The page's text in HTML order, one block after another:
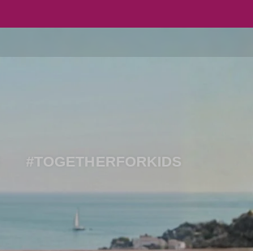
#TOGETHERFORKIDS